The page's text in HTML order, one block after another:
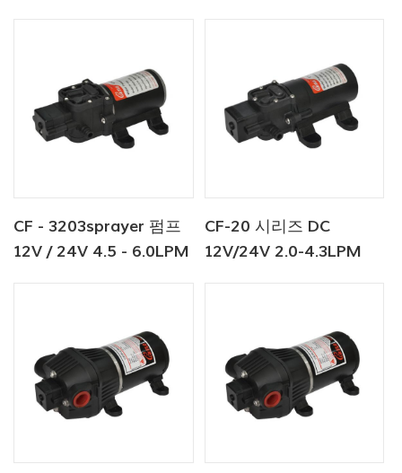
CF - 3203sprayer 펌프
12V / 24V 4.5 - 6.0LPM
CF-20 시리즈 DC
12V/24V 2.0-4.3LPM